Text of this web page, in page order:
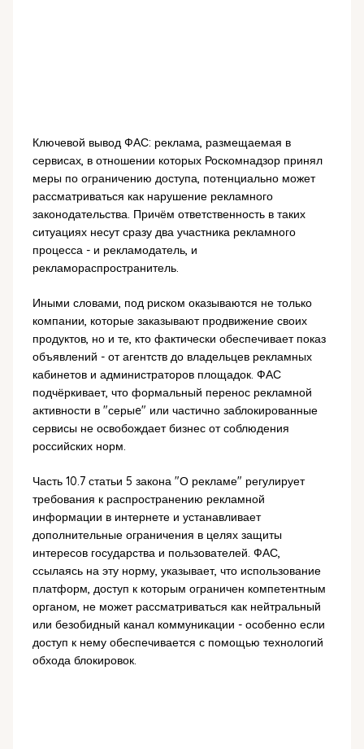
Ключевой вывод ФАС: реклама, размещаемая в
сервисах, в отношении которых Роскомнадзор принял
меры по ограничению доступа, потенциально может
рассматриваться как нарушение рекламного
законодательства. Причём ответственность в таких
ситуациях несут сразу два участника рекламного
процесса - и рекламодатель, и
рекламораспространитель.
Иными словами, под риском оказываются не только
компании, которые заказывают продвижение своих
продуктов, но и те, кто фактически обеспечивает показ
объявлений - от агентств до владельцев рекламных
кабинетов и администраторов площадок. ФАС
подчёркивает, что формальный перенос рекламной
активности в "серыe" или частично заблокированные
сервисы не освобождает бизнес от соблюдения
российских норм.
Часть 10.7 статьи 5 закона "О рекламе" регулирует
требования к распространению рекламной
информации в интернете и устанавливает
дополнительные ограничения в целях защиты
интересов государства и пользователей. ФАС,
ссылаясь на эту норму, указывает, что использование
платформ, доступ к которым ограничен компетентным
органом, не может рассматриваться как нейтральный
или безобидный канал коммуникации - особенно если
доступ к нему обеспечивается с помощью технологий
обхода блокировок.